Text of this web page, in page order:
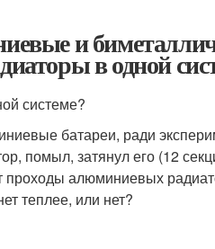
и
в одной
системе?
батареи, ради
помыл, затянул его (12
проходы алюминиевых
теплее, или нет?